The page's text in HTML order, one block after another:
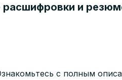
расшифровки и
с полным